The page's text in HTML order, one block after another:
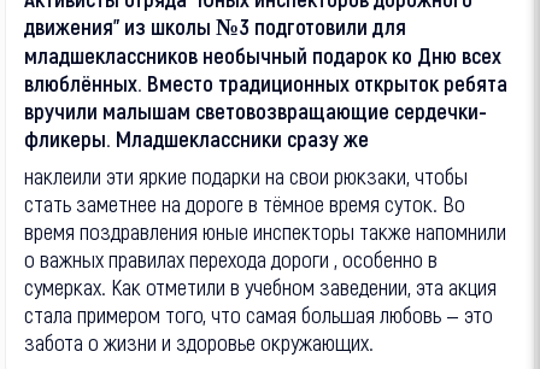
движения" из школы №3 подготовили для
младшеклассников необычный подарок ко Дню всех
влюблённых. Вместо традиционных открыток ребята
вручили малышам световозвращающие сердечки-
фликеры. Младшеклассники сразу же
наклеили эти яркие подарки на свои рюкзаки, чтобы
стать заметнее на дороге в тёмное время суток. Во
время поздравления юные инспекторы также напомнили
о важных правилах перехода дороги , особенно в
сумерках. Как отметили в учебном заведении, эта акция
стала примером того, что самая большая любовь — это
забота о жизни и здоровье окружающих.